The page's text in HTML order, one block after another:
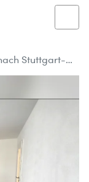
Tausch dich nach Stuttgart-Ost!